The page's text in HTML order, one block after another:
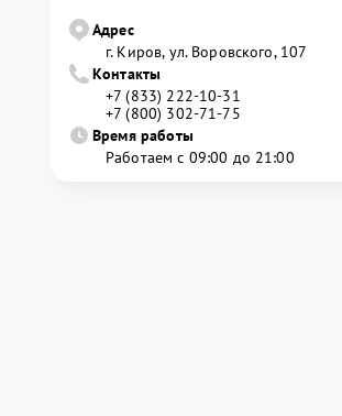
Адрес
г. Киров, ул. Воровского, 107
Контакты
+7 (833) 222-10-31
+7 (800) 302-71-75
Время работы
Работаем с 09:00 до 21:00